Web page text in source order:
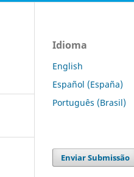
Idioma
English
Español (España)
Português (Brasil)
Enviar Submissão